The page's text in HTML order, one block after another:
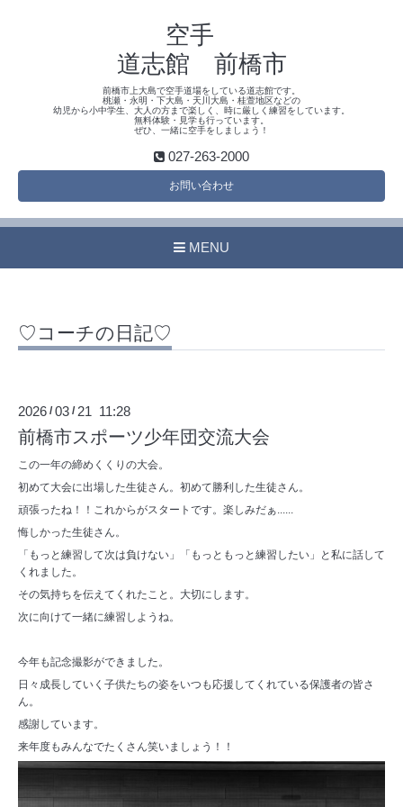
空手
道志館 前橋市
前橋市上大島で空手道場をしている道志館です。
桃瀬・永明・下大島・天川大島・桂萱地区などの
幼児から小中学生、大人の方まで楽しく、時に厳しく練習をしています。
無料体験・見学も行っています。
ぜひ、一緒に空手をしましょう！
027-263-2000
お問い合わせ
MENU
♡コーチの日記♡
2026 /03 / 21 11:28
前橋市スポーツ少年団交流大会
この一年の締めくくりの大会。
初めて大会に出場した生徒さん。初めて勝利した生徒さん。
頑張ったね！！これからがスタートです。楽しみだぁ......
悔しかった生徒さん。
「もっと練習して次は負けない」「もっともっと練習したい」と私に話して
くれました。
その気持ちを伝えてくれたこと。大切にします。
次に向けて一緒に練習しようね。
今年も記念撮影ができました。
日々成長していく子供たちの姿をいつも応援してくれている保護者の皆さ
ん。
感謝しています。
来年度もみんなでたくさん笑いましょう！！